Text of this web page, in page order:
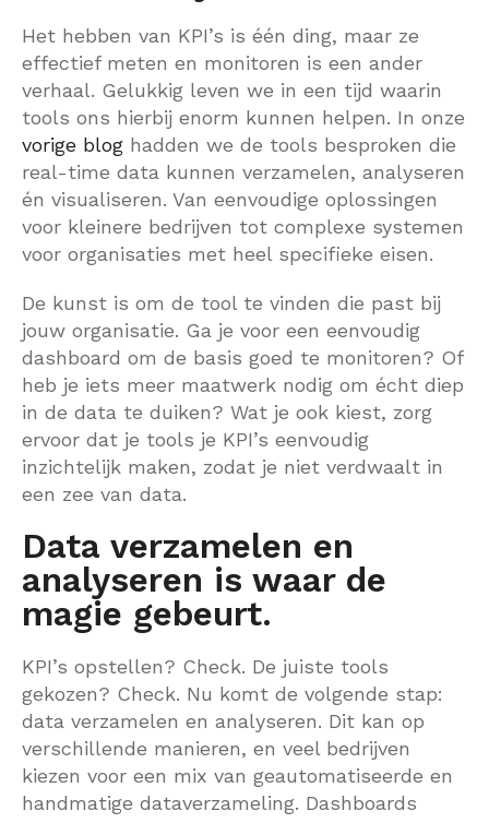
Het hebben van KPI’s is één ding, maar ze
effectief meten en monitoren is een ander
verhaal. Gelukkig leven we in een tijd waarin
tools ons hierbij enorm kunnen helpen. In onze
vorige blog hadden we de tools besproken die
real-time data kunnen verzamelen, analyseren
én visualiseren. Van eenvoudige oplossingen
voor kleinere bedrijven tot complexe systemen
voor organisaties met heel specifieke eisen.
De kunst is om de tool te vinden die past bij
jouw organisatie. Ga je voor een eenvoudig
dashboard om de basis goed te monitoren? Of
heb je iets meer maatwerk nodig om écht diep
in de data te duiken? Wat je ook kiest, zorg
ervoor dat je tools je KPI’s eenvoudig
inzichtelijk maken, zodat je niet verdwaalt in
een zee van data.
Data verzamelen en
analyseren is waar de
magie gebeurt.
KPI’s opstellen? Check. De juiste tools
gekozen? Check. Nu komt de volgende stap:
data verzamelen en analyseren. Dit kan op
verschillende manieren, en veel bedrijven
kiezen voor een mix van geautomatiseerde en
handmatige dataverzameling. Dashboards